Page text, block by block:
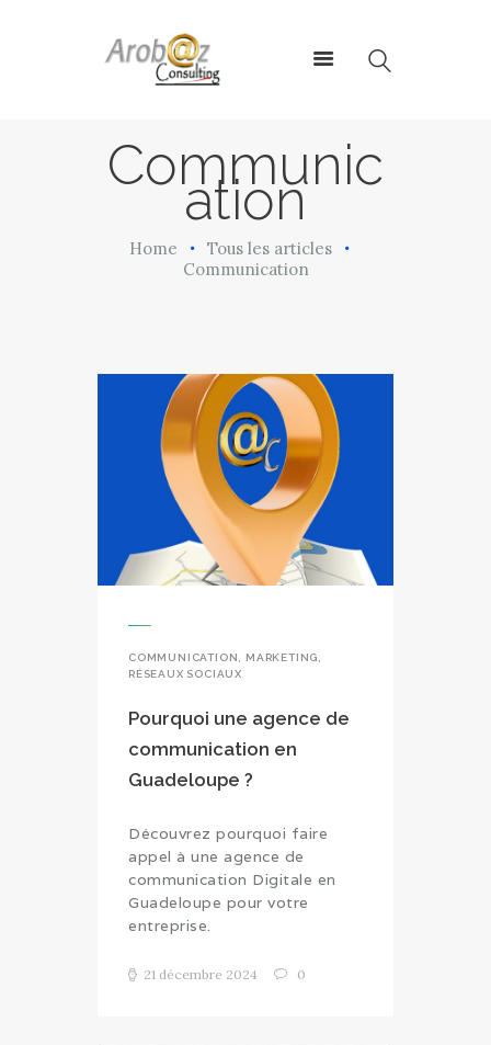
Communic
ation
Home
Tous les articles
Communication
ArobazConsulting
NOS SOLUTIONS
RÉALISATIONS
COMMUNICATION , MARKETING,
RÉSEAUX SOCIAUX
Pourquoi une agence de
communication en
Guadeloupe ?
Découvrez pourquoi faire
appel à une agence de
communication Digitale en
Guadeloupe pour votre
entreprise.
21 décembre 2024 0